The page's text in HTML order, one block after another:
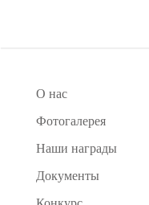
О нас
Фотогалерея
Наши награды
Документы